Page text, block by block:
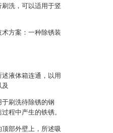
洗，可以适用于竖
方案：一种除锈装
液体箱连通，以用
刷洗待除锈的钢
程中产生的铁锈。
部外壁上，所述吸